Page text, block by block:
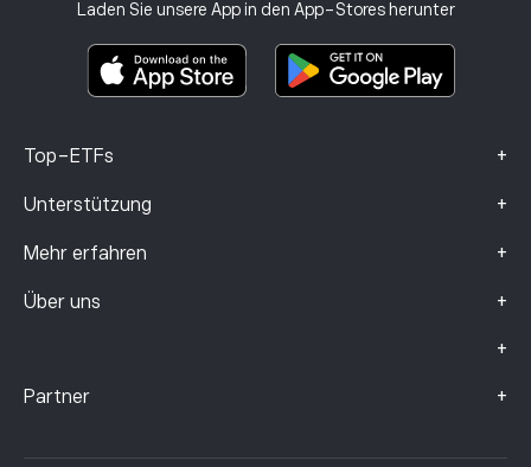
Laden Sie unsere App in den App-Stores herunter
Top-ETFs +
Unterstützung +
Mehr erfahren +
Über uns +
+
Basisinformationsblatt
Beschwerdedaten (FCA-Kunden)
Partner +